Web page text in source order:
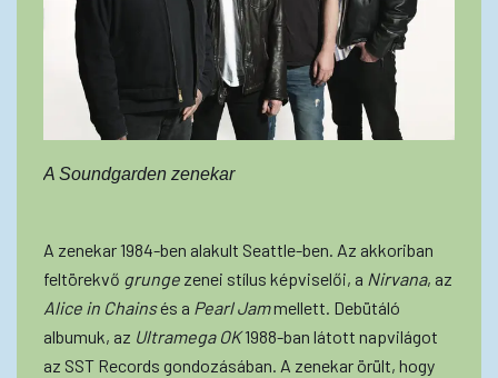
A Soundgarden zenekar
A zenekar 1984-ben alakult Seattle-ben. Az akkoriban
feltörekvő grunge zenei stílus képviselői, a Nirvana, az
Alice in Chainsés a Pearl Jammellett. Debütáló
albumuk, az Ultramega OK1988-ban látott napvilágot
az SST Records gondozásában. A zenekar örült, hogy